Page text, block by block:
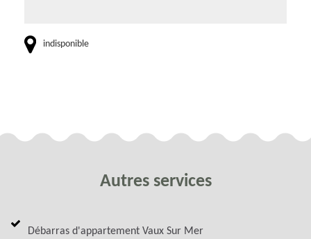
indisponible
Autres services
Débarras d'appartement Vaux Sur Mer